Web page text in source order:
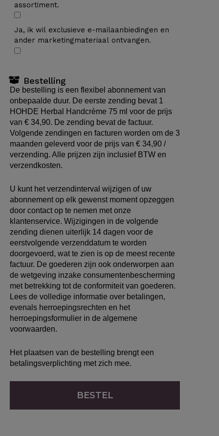
assortiment.
Ja, ik wil exclusieve e-mailaanbiedingen en
ander marketingmateriaal ontvangen.
Bestelling
De bestelling is een flexibel abonnement van
onbepaalde duur. De eerste zending bevat 1
HOHDE Herbal Handcrème 75 ml voor de prijs
van € 34,90. De zending bevat de factuur.
Volgende zendingen en facturen worden om de 3
maanden geleverd voor de prijs van € 34,90 /
verzending. Alle prijzen zijn inclusief BTW en
verzendkosten.
U kunt het verzendinterval wijzigen of uw
abonnement op elk gewenst moment opzeggen
door contact op te nemen met onze
klantenservice. Wijzigingen in de volgende
zending dienen uiterlijk 14 dagen voor de
eerstvolgende verzenddatum te worden
doorgevoerd, wat te zien is op de meest recente
factuur. De goederen zijn ook onderworpen aan
de wetgeving inzake consumentenbescherming
met betrekking tot de conformiteit van goederen.
Lees de volledige informatie over betalingen,
evenals herroepingsrechten en het
herroepingsformulier in de algemene
voorwaarden.
Het plaatsen van de bestelling brengt een
betalingsverplichting met zich mee.
BESTEL